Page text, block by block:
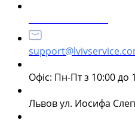
Офіс: Пн-Пт з 10:00 до
Львов ул. Иосифа